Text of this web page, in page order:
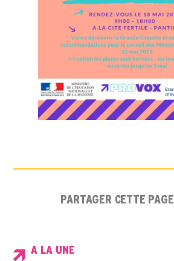
PARTAGER CETTE PAGE
A LA UNE